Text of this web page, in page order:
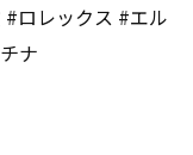
ロレックス #エル
ナ